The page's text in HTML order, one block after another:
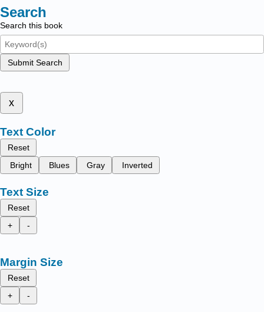
Search
Search this book
Submit Search
x
Text Color
Reset
Bright
Blues Gray Inverted
Text Size
Reset
+
-
Margin Size
Reset
+
-